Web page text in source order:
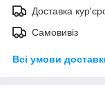
Доставка
Самовивіз
Всі умови